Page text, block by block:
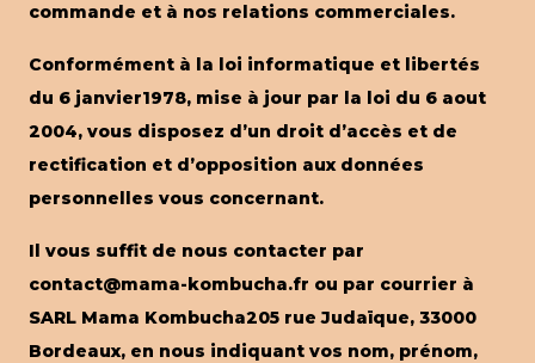
commande et à nos relations commerciales.
Conformément à la loi informatique et libertés
du 6 janvier1978, mise à jour par la loi du 6 aout
2004, vous disposez d’un droit d’accès et de
rectification et d’opposition aux données
personnelles vous concernant.
Il vous suffit de nous contacter par
contact@mama-kombucha.fr ou par courrier à
SARL Mama Kombucha205 rue Judaïque, 33000
Bordeaux, en nous indiquant vos nom, prénom,